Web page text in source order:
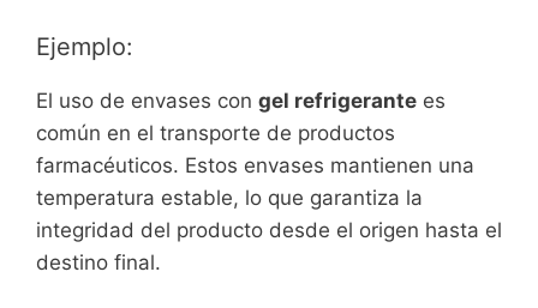
Ejemplo:
El uso de envases con gel refrigerante es
común en el transporte de productos
farmacéuticos. Estos envases mantienen una
temperatura estable, lo que garantiza la
integridad del producto desde el origen hasta el
destino final.